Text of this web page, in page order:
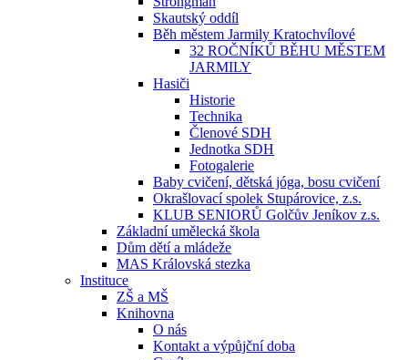
Skautský oddíl
Běh městem Jarmily Kratochvílové
32 ROČNÍKŮ BĚHU MĚSTEM
JARMILY
Hasiči
Historie
Technika
Členové SDH
Jednotka SDH
Fotogalerie
Baby cvičení, dětská jóga, bosu cvičení
Okrašlovací spolek Stupárovice, z.s.
KLUB SENIORŮ Golčův Jeníkov z.s.
Základní umělecká škola
Dům dětí a mládeže
MAS Královská stezka
Instituce
ZŠ a MŠ
Knihovna
O nás
Kontakt a výpůjční doba